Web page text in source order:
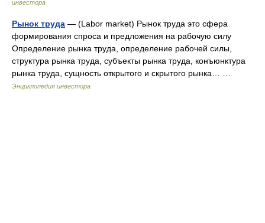
инвестора
Рынок труда — (Labor market) Рынок труда это сфера
формирования спроса и предложения на рабочую силу
Определение рынка труда, определение рабочей силы,
структура рынка труда, субъекты рынка труда, конъюнктура
рынка труда, сущность открытого и скрытого рынка… …
Энциклопедия инвестора